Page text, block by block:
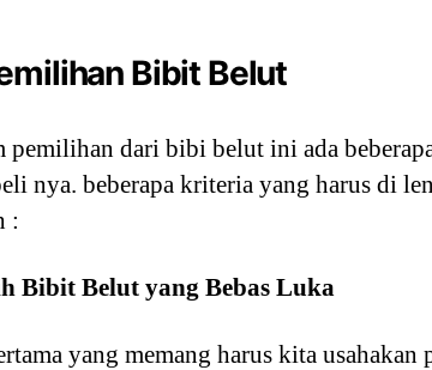
Bibit Belut
pemilihan dari bibi belut ini ada
nya. beberapa kriteria yang harus di
:
Bibit Belut yang Bebas Luka
yang memang harus kita